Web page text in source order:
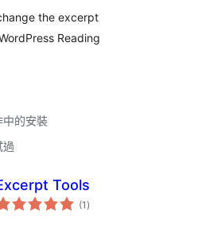
the excerpt
Reading
的安裝
過
Tools
(1 總
評)